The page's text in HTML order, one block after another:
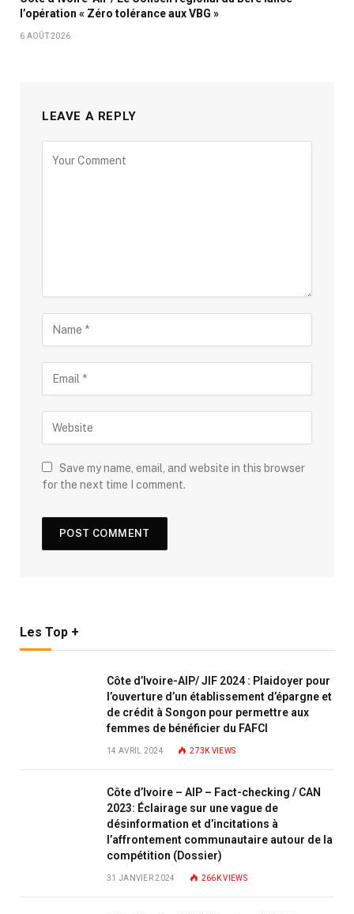
l’opération « Zéro tolérance aux VBG »
6 AOÛT 2026
LEAVE A REPLY
Save my name, email, and website in this browser
for the next time I comment.
Les Top +
Côte d’Ivoire-AIP/ JIF 2024 : Plaidoyer pour
l’ouverture d’un établissement d’épargne et
de crédit à Songon pour permettre aux
femmes de bénéficier du FAFCI
14 AVRIL 2024 273KVIEWS
Côte d’Ivoire – AIP – Fact-checking / CAN
2023: Éclairage sur une vague de
désinformation et d’incitations à
l’affrontement communautaire autour de la
compétition (Dossier)
31 JANVIER 2024 266KVIEWS